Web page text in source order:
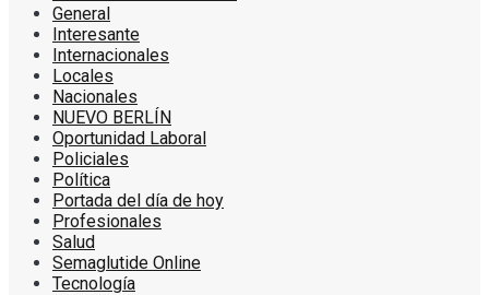
General
Interesante
Internacionales
Locales
Nacionales
NUEVO BERLÍN
Oportunidad Laboral
Policiales
Política
Portada del día de hoy
Profesionales
Salud
Semaglutide Online
Tecnología